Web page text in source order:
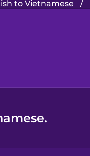
to Vietnamese /